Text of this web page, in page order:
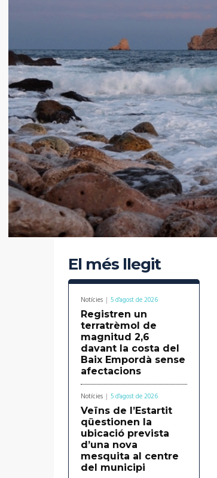
El més llegit
Notícies 5 d'agost de 2026
Registren un
terratrèmol de
magnitud 2,6
davant la costa del
Baix Empordà sense
afectacions
Notícies 5 d'agost de 2026
Veïns de l’Estartit
qüestionen la
ubicació prevista
d’una nova
mesquita al centre
del municipi